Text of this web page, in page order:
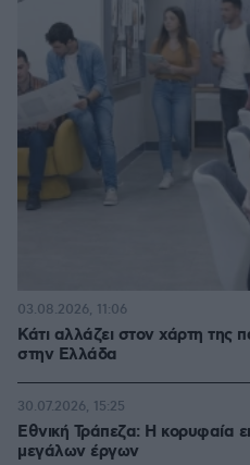
Κάτι αλλάζει στον χάρτη της
στην Ελλάδα
03.08.2026, 11:06
Εθνική Τράπεζα: Η κορυφαία
μεγάλων έργων
30.07.2026, 15:25